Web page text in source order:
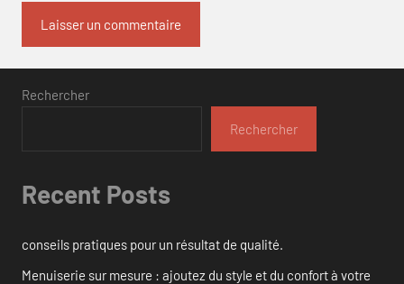
Rechercher
Rechercher
Recent Posts
conseils pratiques pour un résultat de qualité.
Menuiserie sur mesure : ajoutez du style et du confort à votre